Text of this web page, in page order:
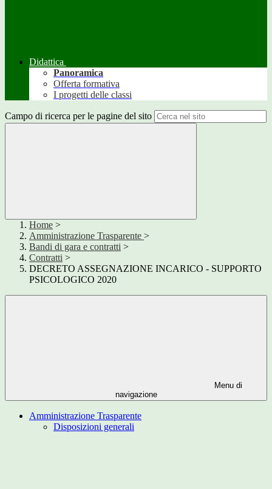
Didattica
Panoramica
Offerta formativa
I progetti delle classi
Campo di ricerca per le pagine del sito
Home >
Amministrazione Trasparente >
Bandi di gara e contratti >
Contratti >
DECRETO ASSEGNAZIONE INCARICO - SUPPORTO
PSICOLOGICO 2020
Menu di
navigazione
Amministrazione Trasparente
Disposizioni generali